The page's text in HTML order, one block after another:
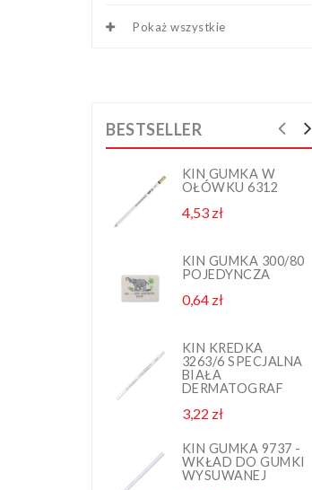
Pokaż wszystkie
BESTSELLER
KIN GUMKA W
OŁÓWKU 6312
4,53 złCena
KIN GUMKA 300/80
POJEDYNCZA
0,64 złCena
KIN KREDKA
3263/6 SPECJALNA
BIAŁA
DERMATOGRAF
3,22 złCena
KIN GUMKA 9737 -
WKŁAD DO GUMKI
WYSUWANEJ